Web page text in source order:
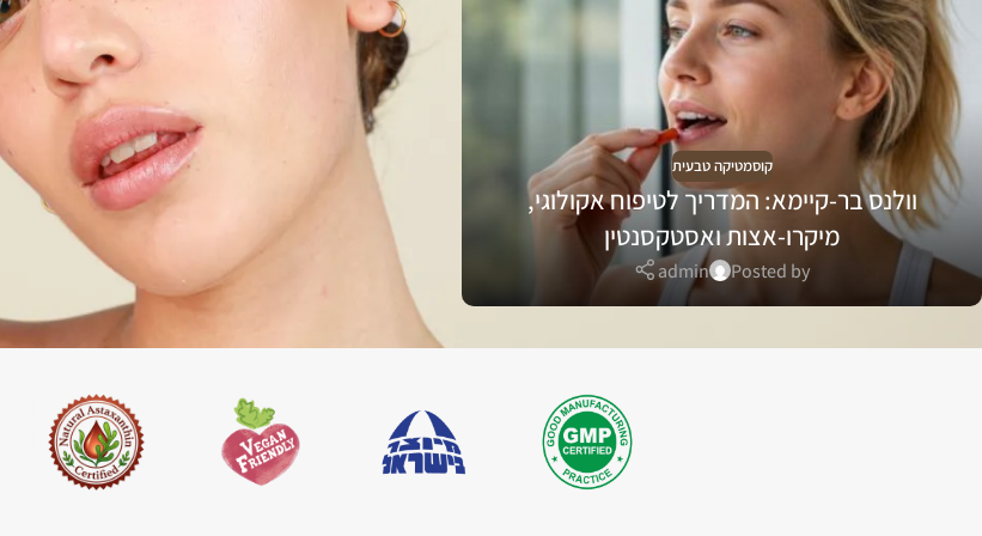
קוסמטיקה טבעית
וולנס בר-קיימא: המדריך לטיפוח אקולוגי,
מיקרו-אצות ואסטקסנטין
Posted by
admin